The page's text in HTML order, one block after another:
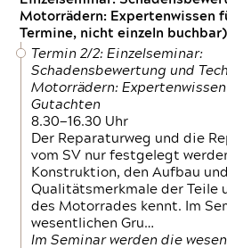
Motorrädern: Expertenwissen
Termine, nicht einzeln buchbar)
Termin 2/2: Einzelseminar:
Schadensbewertung und
Motorrädern:
Gutachten
8.30—16.30 Uhr
Der Reparaturweg und die
vom SV nur festgelegt
Konstruktion, den Aufbau
Qualitätsmerkmale der Teile
des Motorrades kennt. Im
wesentlichen Gru…
Im Seminar werden die